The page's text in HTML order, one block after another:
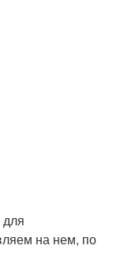
на нем, по